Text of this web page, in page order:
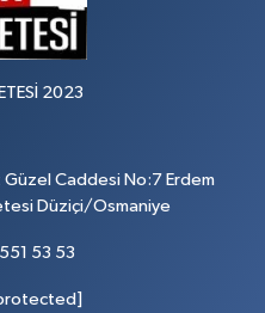
2023
Caddesi No:7 Erdem
Düziçi/Osmaniye
53 53